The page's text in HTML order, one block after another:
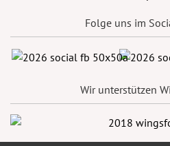
Folge uns im
Wir unterstützen